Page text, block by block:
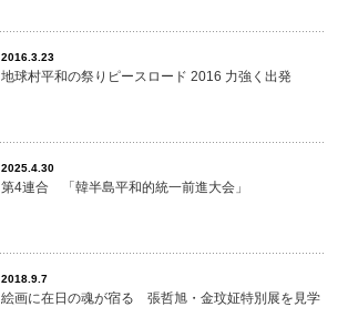
2016.3.23
地球村平和の祭りピースロード 2016 力強く出発
2025.4.30
第4連合 「韓半島平和的統一前進大会」
2018.9.7
絵画に在日の魂が宿る 張哲旭・金玟姃特別展を見学